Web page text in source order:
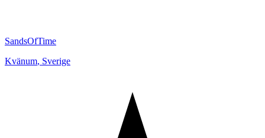
SandsOfTime
Kvänum, Sverige